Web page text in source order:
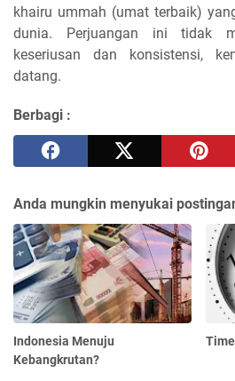
khairu ummah (umat terbaik)
dunia. Perjuangan ini tidak
keseriusan dan konsistensi,
datang.
Berbagi :
Anda mungkin menyukai
Indonesia Menuju
Kebangkrutan?
Time